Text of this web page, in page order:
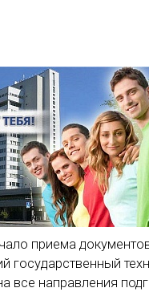
приема
государственный
все направления